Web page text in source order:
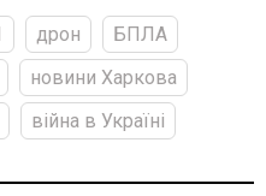
дрон
БПЛА
новини Харкова
війна в Україні